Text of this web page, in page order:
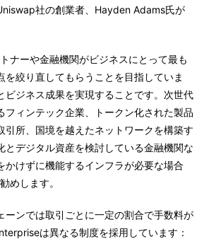
社の創業者、Hayden Adams氏が
ナーや金融機関がビジネスにとって最も
を絞り直してもらうことを目指していま
ビジネス成果を実現することです。次世代
フィンテック企業、トークン化された製品
引所、国境を越えたネットワークを構築す
とデジタル資産を検討している金融機関な
かけずに機能するインフラが必要な場合
めします。
ーンでは取引ごとに一定の割合で手数料が
は異なる制度を採用しています：